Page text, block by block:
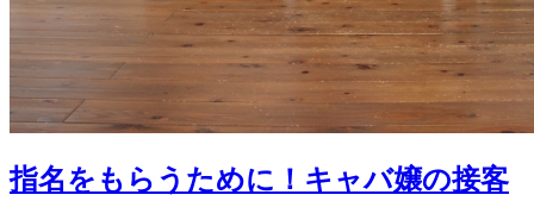
指名をもらうために！キャバ嬢の接客